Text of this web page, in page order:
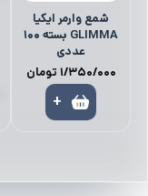
شمع وارمر ایکیا
GLIMMA بسته 100
عددی
1/350/000 تومان
+